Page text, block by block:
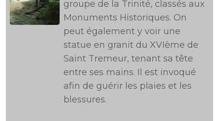
groupe de la Trinité, classés aux
Monuments Historiques. On
peut également y voir une
statue en granit du XVIème de
Saint Tremeur, tenant sa tête
entre ses mains. Il est invoqué
afin de guérir les plaies et les
blessures.